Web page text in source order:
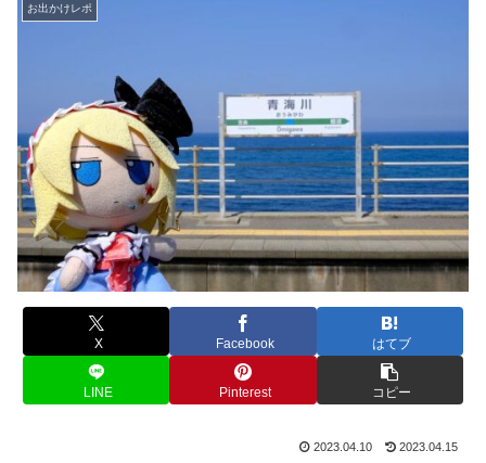
お出かけレポ
X Facebook はてブ
LINE Pinterest コピー
2023.04.10 2023.04.15